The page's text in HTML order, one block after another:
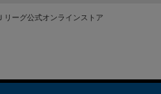
リーグ公式オンラインストア